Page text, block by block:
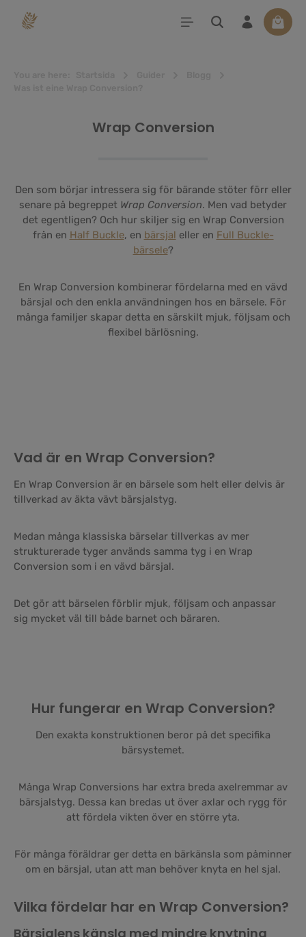
Wrap Conversion
Den som börjar intressera sig för bärande stöter förr eller
senare på begreppet Wrap Conversion. Men vad betyder
det egentligen? Och hur skiljer sig en Wrap Conversion
från en Half Buckle, en bärsjal eller en Full Buckle-
bärsele?
En Wrap Conversion kombinerar fördelarna med en vävd
bärsjal och den enkla användningen hos en bärsele. För
många familjer skapar detta en särskilt mjuk, följsam och
flexibel bärlösning.
Vad är en Wrap Conversion?
En Wrap Conversion är en bärsele som helt eller delvis är
tillverkad av äkta vävt bärsjalstyg.
Medan många klassiska bärselar tillverkas av mer
strukturerade tyger används samma tyg i en Wrap
Conversion som i en vävd bärsjal.
Det gör att bärselen förblir mjuk, följsam och anpassar
sig mycket väl till både barnet och bäraren.
Hur fungerar en Wrap Conversion?
Den exakta konstruktionen beror på det specifika
bärsystemet.
Många Wrap Conversions har extra breda axelremmar av
bärsjalstyg. Dessa kan bredas ut över axlar och rygg för
att fördela vikten över en större yta.
För många föräldrar ger detta en bärkänsla som påminner
om en bärsjal, utan att man behöver knyta en hel sjal.
Vilka fördelar har en Wrap Conversion?
Bärsjalens känsla med mindre knytning